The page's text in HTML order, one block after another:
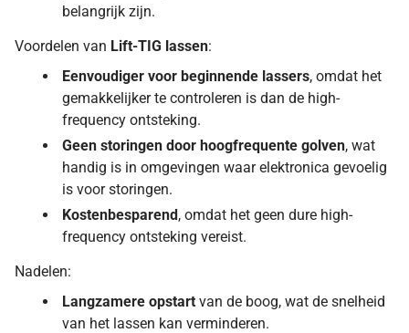
belangrijk zijn.
Voordelen van Lift-TIG lassen:
Eenvoudiger voor beginnende lassers, omdat het
gemakkelijker te controleren is dan de high-
frequency ontsteking.
Geen storingen door hoogfrequente golven, wat
handig is in omgevingen waar elektronica gevoelig
is voor storingen.
Kostenbesparend, omdat het geen dure high-
frequency ontsteking vereist.
Nadelen:
Langzamere opstart van de boog, wat de snelheid
van het lassen kan verminderen.